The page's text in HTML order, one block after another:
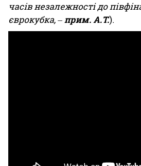
часів незалежності до
єврокубка, ‒прим. А.Т.).